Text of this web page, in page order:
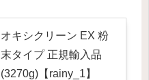
オキシクリーン EX 粉
末タイプ 正規輸入品
(3270g)【rainy_1】